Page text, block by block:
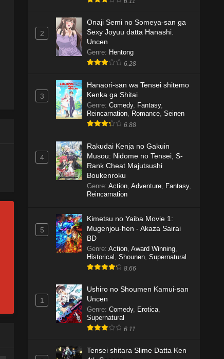
2
Onaji Semi no Someya-san ga
Sexy Joyuu datta Hanashi.
Uncen
Genre: Hentong
6.28
3
Hanaori-san wa Tensei shitemo
Kenka ga Shitai
Genre: Comedy, Fantasy,
Reincarnation, Romance, Seinen
6.88
4
Rakudai Kenja no Gakuin
Musou: Nidome no Tensei, S-
Rank Cheat Majutsushi
Boukenroku
Genre: Action, Adventure, Fantasy,
Reincarnation
5
Kimetsu no Yaiba Movie 1:
Mugenjou-hen - Akaza Sairai
BD
Genre: Action, Award Winning,
Historical , Shounen, Supernatural
8.66
1
Ushiro no Shoumen Kamui-san
Uncen
Genre: Comedy, Erotica,
Supernatural
6.11
Tensei shitara Slime Datta Ken